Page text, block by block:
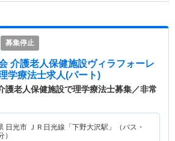
募集停止
介護老人保健施設ヴィラフォーレ
学療法士求人(パート)
護老人保健施設で理学療法士募集／非常
日光市 ＪＲ日光線「下野大沢駅」（バス・
）